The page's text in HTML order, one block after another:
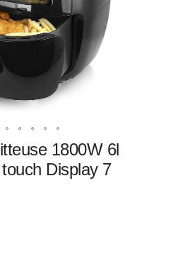
1800W 6l
Display 7